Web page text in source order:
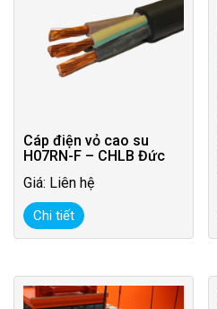
Cáp điện vỏ cao su
H07RN-F – CHLB Đức
Giá: Liên hệ
Chi tiết